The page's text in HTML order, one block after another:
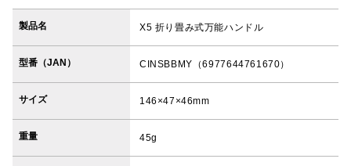
製品名 X5 折り畳み式万能ハンドル
型番（JAN） CINSBBMY（6977644761670）
サイズ 146×47×46mm
重量 45g